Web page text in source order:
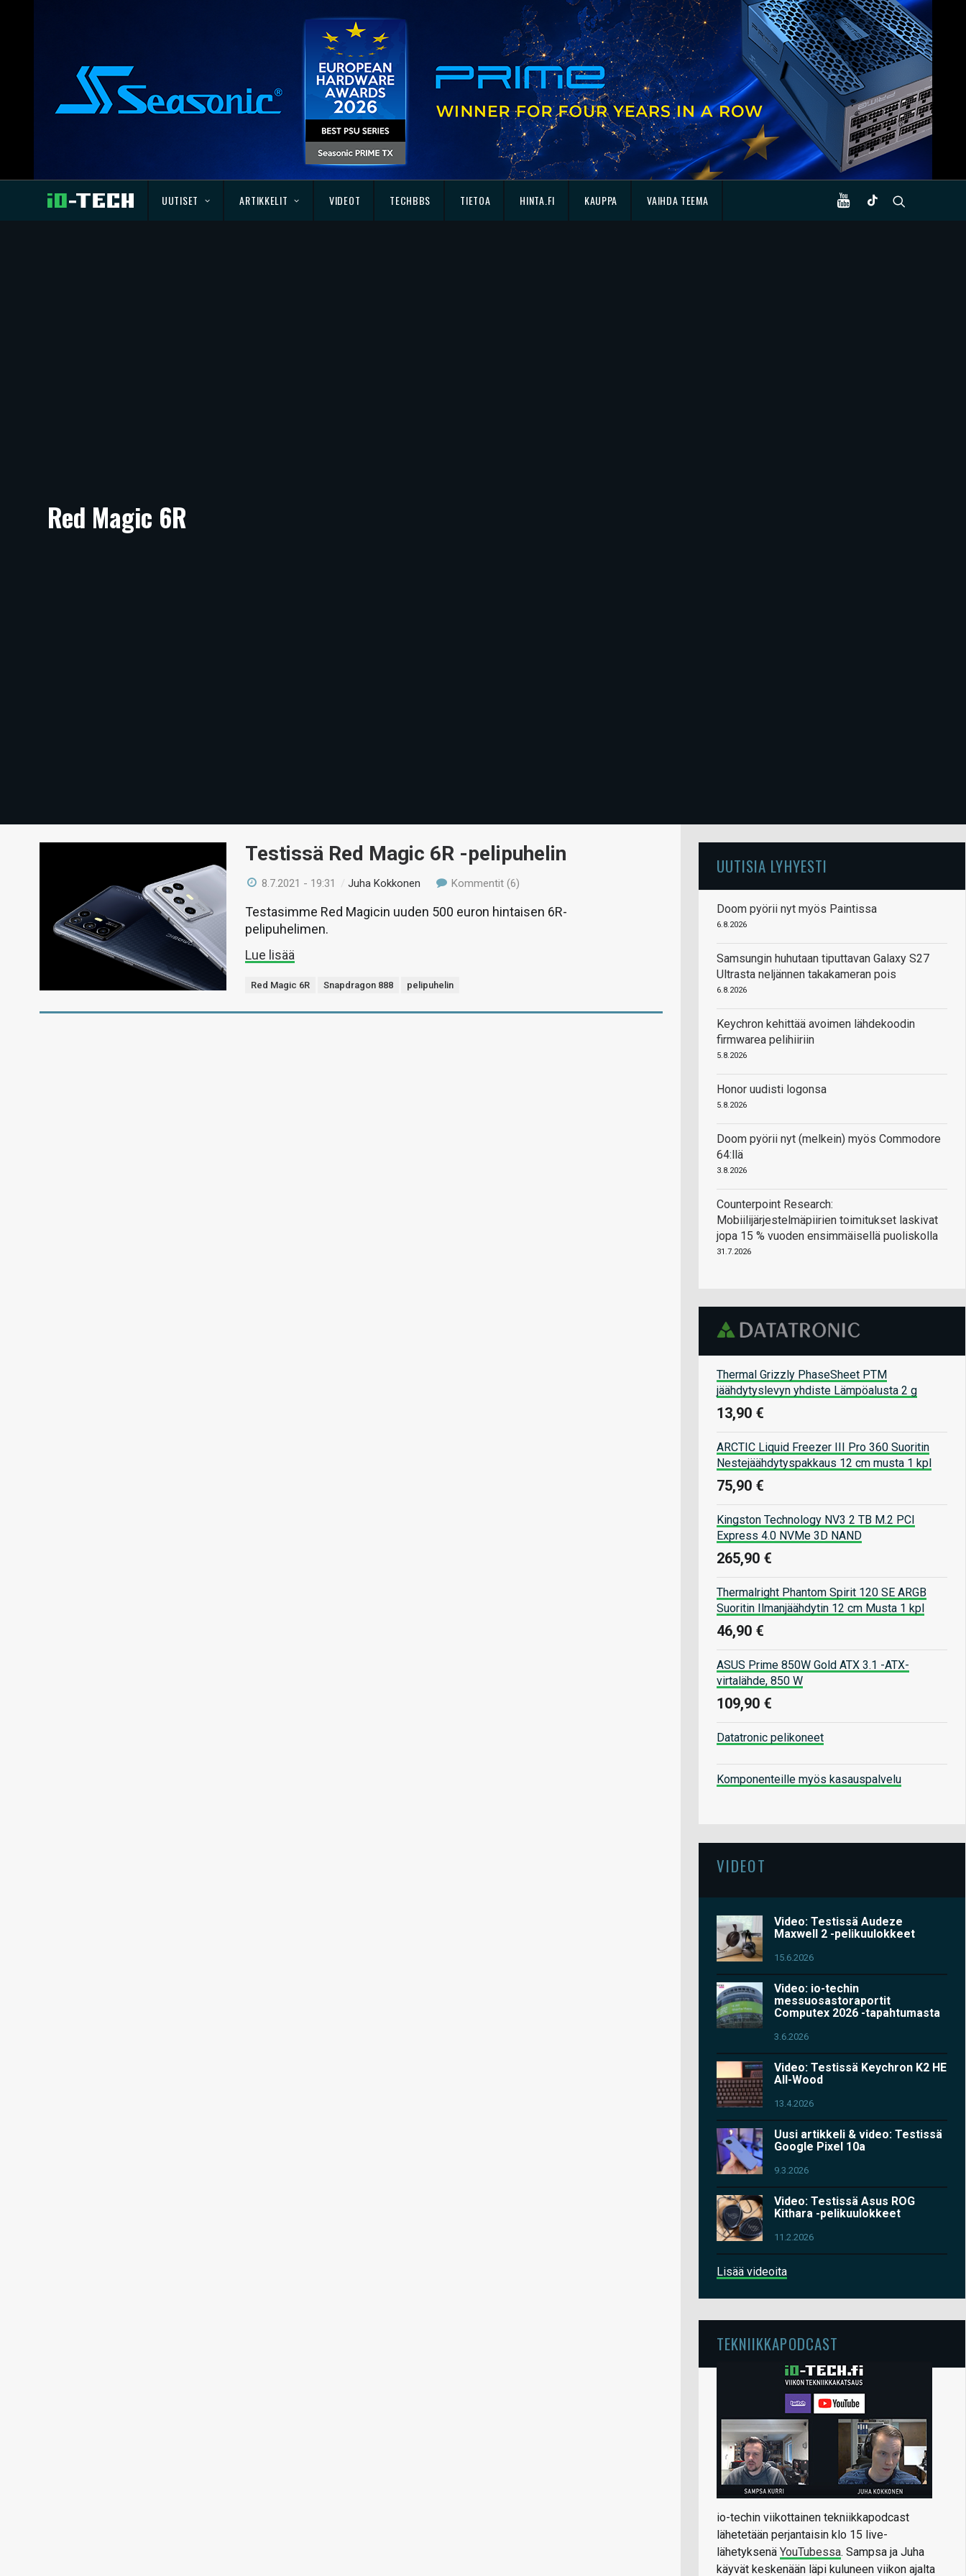
UUTISET ARTIKKELIT VIDEOT TECHBBS TIETOA HINTA.FI KAUPPA VAIHDA TEEMA
Red Magic 6R
Testissä Red Magic 6R -pelipuhelin
8.7.2021 - 19:31 /Juha Kokkonen Kommentit (6)
Testasimme Red Magicin uuden 500 euron hintaisen 6R-
pelipuhelimen.
Lue lisää
Red Magic 6R Snapdragon 888 pelipuhelin
UUTISIA LYHYESTI
Doom pyörii nyt myös Paintissa
6.8.2026
Samsungin huhutaan tiputtavan Galaxy S27
Ultrasta neljännen takakameran pois
6.8.2026
Keychron kehittää avoimen lähdekoodin
firmwarea pelihiiriin
5.8.2026
Honor uudisti logonsa
5.8.2026
Doom pyörii nyt (melkein) myös Commodore
64:llä
3.8.2026
Counterpoint Research:
Mobiilijärjestelmäpiirien toimitukset laskivat
jopa 15 % vuoden ensimmäisellä puoliskolla
31.7.2026
Thermal Grizzly PhaseSheet PTM
jäähdytyslevyn yhdiste Lämpöalusta 2 g
13,90 €
ARCTIC Liquid Freezer III Pro 360 Suoritin
Nestejäähdytyspakkaus 12 cm musta 1 kpl
75,90 €
Kingston Technology NV3 2 TB M.2 PCI
Express 4.0 NVMe 3D NAND
265,90 €
Thermalright Phantom Spirit 120 SE ARGB
Suoritin Ilmanjäähdytin 12 cm Musta 1 kpl
46,90 €
ASUS Prime 850W Gold ATX 3.1 -ATX-
virtalähde, 850 W
109,90 €
Datatronic pelikoneet
Komponenteille myös kasauspalvelu
VIDEOT
Video: Testissä Audeze
Maxwell 2 -pelikuulokkeet
15.6.2026
Video: io-techin
messuosastoraportit
Computex 2026 -tapahtumasta
3.6.2026
Video: Testissä Keychron K2 HE
All-Wood
13.4.2026
Uusi artikkeli & video: Testissä
Google Pixel 10a
9.3.2026
Video: Testissä Asus ROG
Kithara -pelikuulokkeet
11.2.2026
Lisää videoita
TEKNIIKKAPODCAST
io-techin viikottainen tekniikkapodcast
lähetetään perjantaisin klo 15 live-
lähetyksenä YouTubessa. Sampsa ja Juha
käyvät keskenään läpi kuluneen viikon ajalta